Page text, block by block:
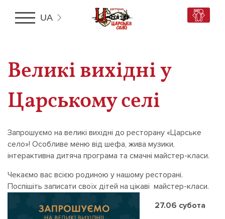
UA
Великі вихідні у
Царському селі
Запрошуємо на великі вихідні до ресторану «Царське
село»! Особливе меню від шефа, жива музики,
інтерактивна дитяча програма та смачні майстер-класи.
Чекаємо вас всією родиною у нашому ресторані.
Поспішіть записати своїх дітей на цікаві майстер-класи.
27.06 субота